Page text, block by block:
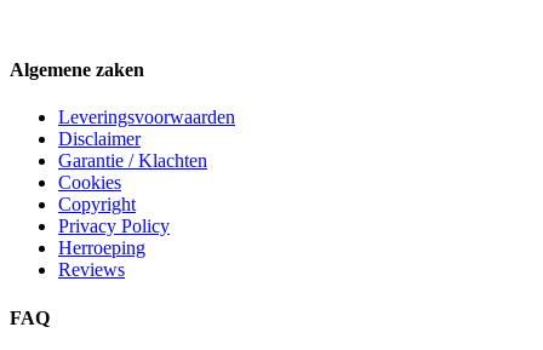
Algemene zaken
Leveringsvoorwaarden
Disclaimer
Garantie / Klachten
Cookies
Copyright
Privacy Policy
Herroeping
Reviews
FAQ